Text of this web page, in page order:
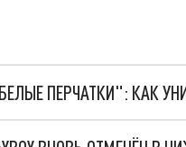
ПЕРЧАТКИ": КАК